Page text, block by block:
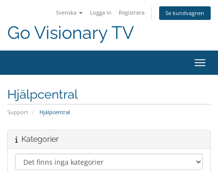
Svenska Logga in Registrera Se kundvagnen
Go Visionary TV
Hjälpcentral
Support Hjälpcentral
Kategorier